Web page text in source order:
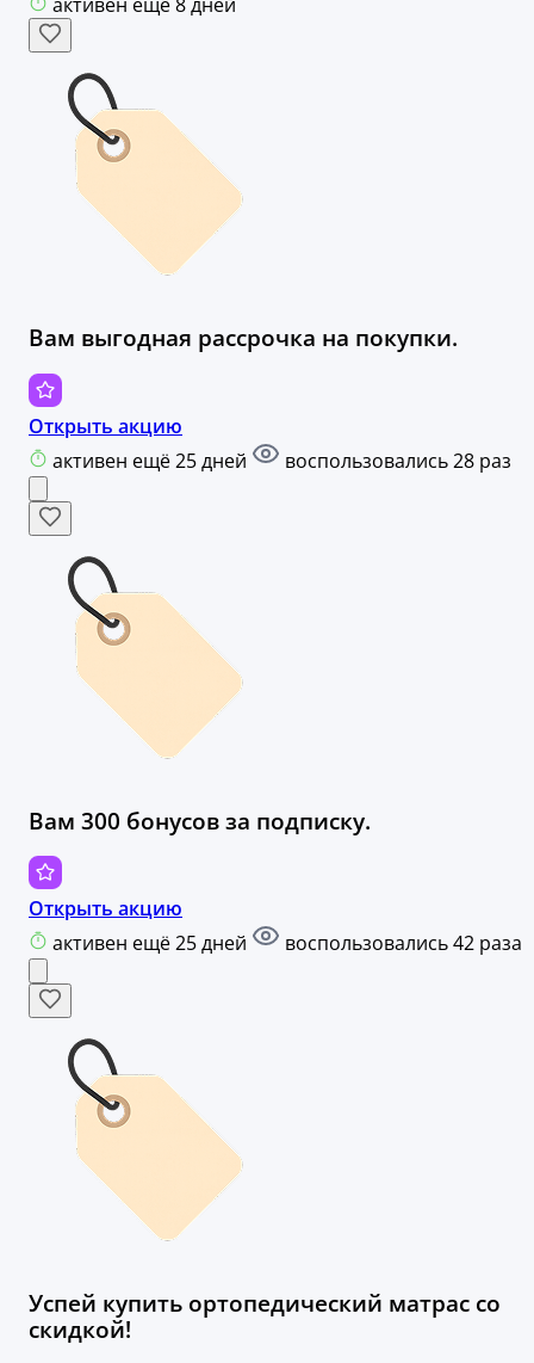
активен ещё 8 дней
Вам выгодная рассрочка на покупки.
Открыть акцию
активен ещё 25 дней
воспользовались 28 раз
Вам 300 бонусов за подписку.
Открыть акцию
активен ещё 25 дней
воспользовались 42 раза
Успей купить ортопедический матрас со
скидкой!